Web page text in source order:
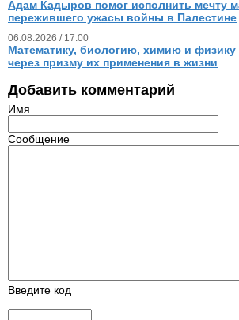
Адам Кадыров помог исполнить мечту
пережившего ужасы войны в Палестине
06.08.2026 / 17.00
Математику, биологию, химию и физику
через призму их применения в жизни
Добавить комментарий
Имя
Сообщение
Введите код